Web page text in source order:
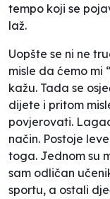
tempo koji se
laž.
Uopšte se ni ne
misle da ćemo mi
kažu. Tada se
dijete i pritom
povjerovati.
način. Postoje
toga. Jednom su
sam odličan
sportu, a ostali